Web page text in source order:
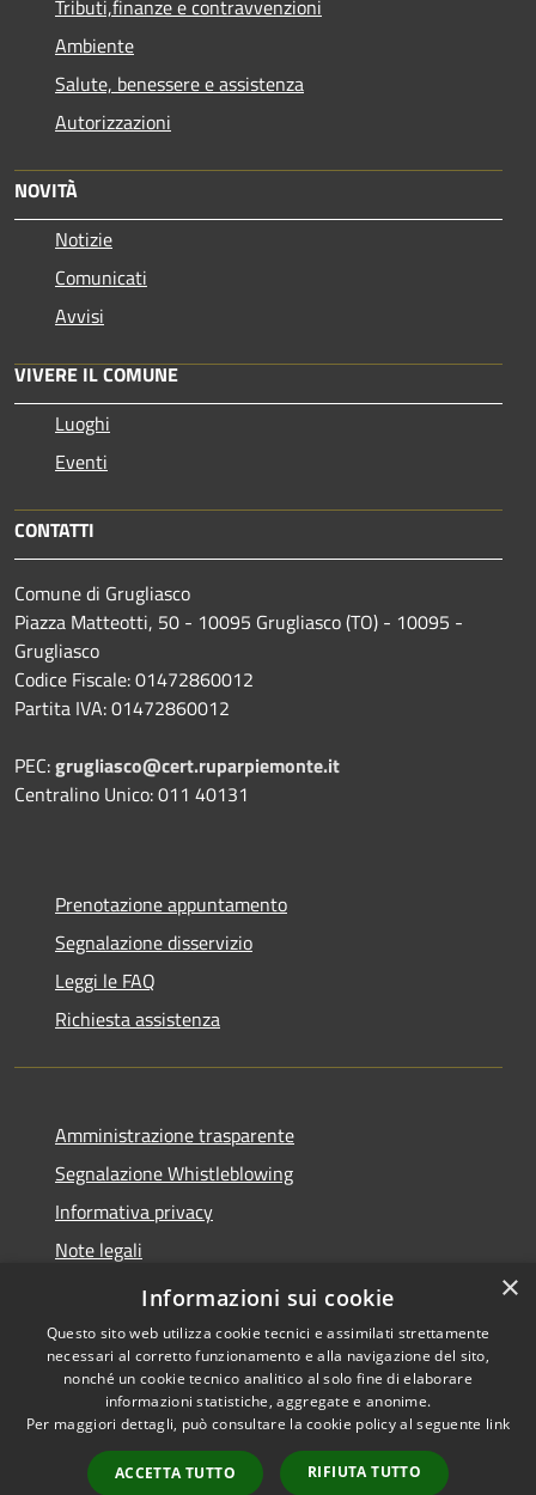
Tributi,finanze e contravvenzioni
Ambiente
Salute, benessere e assistenza
Autorizzazioni
NOVITÀ
Notizie
Comunicati
Avvisi
VIVERE IL COMUNE
Luoghi
Eventi
CONTATTI
Comune di Grugliasco
Piazza Matteotti, 50 - 10095 Grugliasco (TO) - 10095 -
Grugliasco
Codice Fiscale: 01472860012
Partita IVA: 01472860012
PEC:grugliasco@cert.ruparpiemonte.it
Centralino Unico: 011 40131
Prenotazione appuntamento
Segnalazione disservizio
Leggi le FAQ
Richiesta assistenza
Amministrazione trasparente
Segnalazione Whistleblowing
Informativa privacy
Note legali
Dichiarazione di accessibilità
Accessibilità
Copyright © 2020 •
Comune di Grugliasco •
Powered byMunicipium
×
Informazioni sui cookie
Questo sito web utilizza cookie tecnici e assimilati strettamente
necessari al corretto funzionamento e alla navigazione del sito,
nonché un cookie tecnico analitico al solo fine di elaborare
informazioni statistiche, aggregate e anonime.
Per maggiori dettagli, può consultare la cookie policy al seguente link
ACCETTA TUTTO RIFIUTA TUTTO